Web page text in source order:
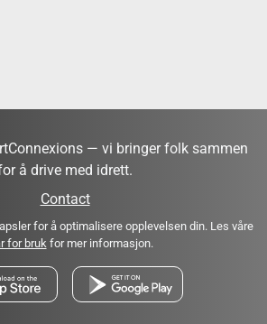
— vi bringer folk sammen
å drive med idrett.
Contact
for å optimalisere opplevelsen din. Les våre
for brukfor mer informasjon.